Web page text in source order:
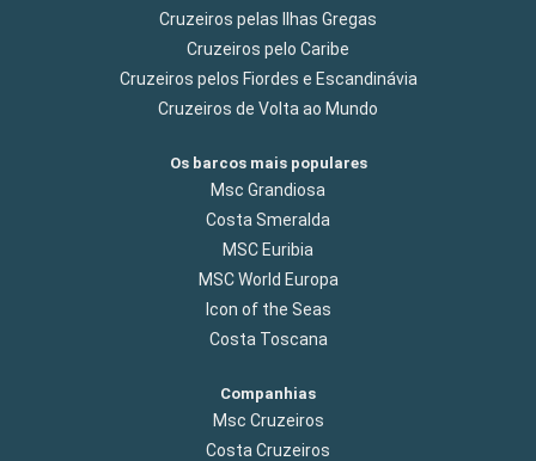
Cruzeiros pelas Ilhas Gregas
Cruzeiros pelo Caribe
Cruzeiros pelos Fiordes e Escandinávia
Cruzeiros de Volta ao Mundo
Os barcos mais populares
Msc Grandiosa
Costa Smeralda
MSC Euribia
MSC World Europa
Icon of the Seas
Costa Toscana
Companhias
Msc Cruzeiros
Costa Cruzeiros